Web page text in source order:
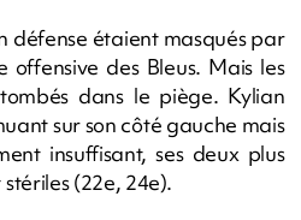
défense étaient masqués par
offensive des Bleus. Mais les
dans le piège. Kylian
sur son côté gauche mais
insuffisant, ses deux plus
(22e, 24e).